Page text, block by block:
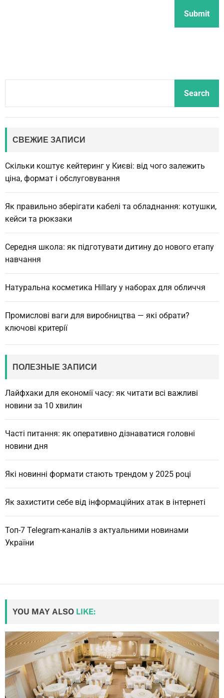
Search
СВЕЖИЕ ЗАПИСИ
Скільки коштує кейтеринг у Києві: від чого залежить
ціна, формат і обслуговування
Як правильно зберігати кабелі та обладнання: котушки,
кейси та рюкзаки
Середня школа: як підготувати дитину до нового етапу
навчання
Натуральна косметика Hillary у наборах для обличчя
Промислові ваги для виробництва — які обрати?
ключові критерії
ПОЛЕЗНЫЕ ЗАПИСИ
Лайфхаки для економії часу: як читати всі важливі
новини за 10 хвилин
Часті питання: як оперативно дізнаватися головні
новини дня
Які новинні формати стають трендом у 2025 році
Як захистити себе від інформаційних атак в інтернеті
Топ-7 Telegram-каналів з актуальними новинами
України
YOU MAY ALSO LIKE: